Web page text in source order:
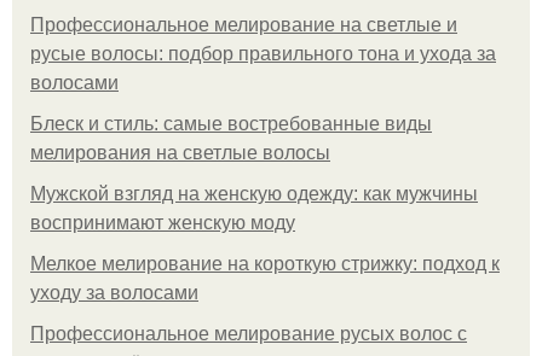
Профессиональное мелирование на светлые и
русые волосы: подбор правильного тона и ухода за
волосами
Блеск и стиль: самые востребованные виды
мелирования на светлые волосы
Мужской взгляд на женскую одежду: как мужчины
воспринимают женскую моду
Мелкое мелирование на короткую стрижку: подход к
уходу за волосами
Профессиональное мелирование русых волос с